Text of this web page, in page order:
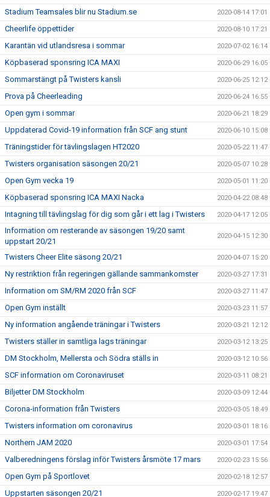
Stadium Teamsales blir nu Stadium.se 2020-08-14 17:01
Cheerlife öppettider 2020-08-10 17:21
Karantän vid utlandsresa i sommar 2020-07-02 16:14
Köpbaserad sponsring ICA MAXI 2020-06-29 16:05
Sommarstängt på Twisters kansli 2020-06-25 12:12
Prova på Cheerleading 2020-06-24 16:55
Open gym i sommar 2020-06-21 18:29
Uppdaterad Covid-19 information från SCF ang stunt 2020-06-10 15:08
Träningstider för tävlingslagen HT2020 2020-05-22 11:47
Twisters organisation säsongen 20/21 2020-05-07 10:28
Open Gym vecka 19 2020-05-01 11:20
Köpbaserad sponsring ICA MAXI Nacka 2020-04-22 08:48
Intagning till tävlingslag för dig som går i ett lag i Twisters 2020-04-17 12:05
Information om resterande av säsongen 19/20 samt
uppstart 20/21
2020-04-15 12:30
Twisters Cheer Elite säsong 20/21 2020-04-07 15:20
Ny restriktion från regeringen gällande sammankomster 2020-03-27 17:31
Information om SM/RM 2020 från SCF 2020-03-27 11:47
Open Gym inställt 2020-03-23 11:57
Ny information angående träningar i Twisters 2020-03-21 12:12
Twisters ställer in samtliga lags träningar 2020-03-12 13:25
DM Stockholm, Mellersta och Södra ställs in 2020-03-12 10:56
SCF information om Coronaviruset 2020-03-11 08:21
Biljetter DM Stockholm 2020-03-09 12:44
Corona-information från Twisters 2020-03-05 18:49
Twisters information om coronavirus 2020-03-01 18:16
Northern JAM 2020 2020-03-01 17:54
Valberedningens förslag inför Twisters årsmöte 17 mars 2020-02-23 15:56
Open Gym på Sportlovet 2020-02-18 12:57
Uppstarten säsongen 20/21 2020-02-17 19:47